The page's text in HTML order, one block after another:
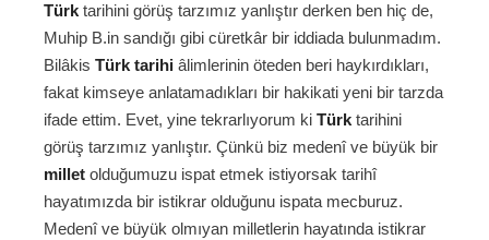
Türk tarihini görüş tarzımız yanlıştır derken ben hiç de,
Muhip B.in sandığı gibi cüretkâr bir iddiada bulunmadım.
Bilâkis Türk tarihi âlimlerinin öteden beri haykırdıkları,
fakat kimseye anlatamadıkları bir hakikati yeni bir tarzda
ifade ettim. Evet, yine tekrarlıyorum ki Türk tarihini
görüş tarzımız yanlıştır. Çünkü biz medenî ve büyük bir
millet olduğumuzu ispat etmek istiyorsak tarihî
hayatımızda bir istikrar olduğunu ispata mecburuz.
Medenî ve büyük olmıyan milletlerin hayatında istikrar